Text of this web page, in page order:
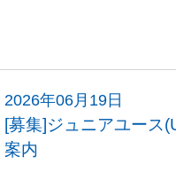
2026年06月19日
[募集]ジュニアユース
案内